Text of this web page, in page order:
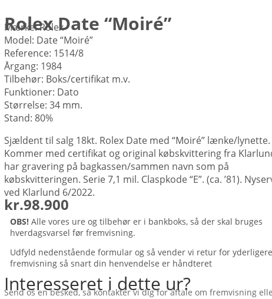
Rolex Date “Moiré”
Mærke: Rolex
Model: Date “Moiré”
Reference: 1514/8
Årgang: 1984
Tilbehør: Boks/certifikat m.v.
Funktioner: Dato
Størrelse: 34 mm.
Stand: 80%
Sjældent til salg 18kt. Rolex Date med “Moiré” lænke/lynette.
Kommer med certifikat og original købskvittering fra
har gravering på bagkassen/sammen navn som på
købskvitteringen. Serie 7,1 mil. Claspkode “E”. (ca. ’81).
ved Klarlund 6/2022.
kr.98.900
OBS! Alle vores ure og tilbehør er i bankboks, så der skal bruges
hverdagsvarsel før fremvisning.
Udfyld nedenstående formular og så vender vi retur for yderligere
fremvisning så snart din henvendelse er håndteret
Interesseret i dette ur?
Send os en besked, så kontakter vi dig for aftale om fremvisning